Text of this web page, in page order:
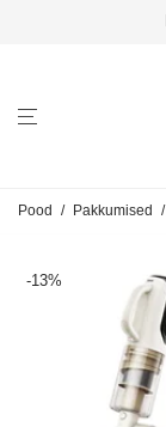
Pood / Pakkumised /
-13%